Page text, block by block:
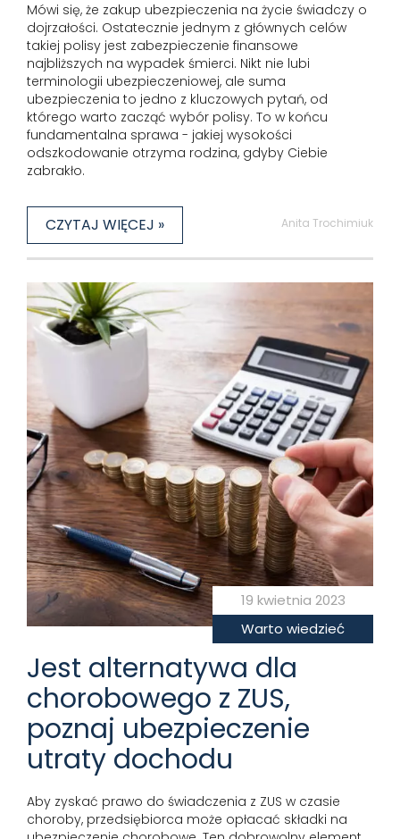
Mówi się, że zakup ubezpieczenia na życie świadczy o
dojrzałości. Ostatecznie jednym z głównych celów
takiej polisy jest zabezpieczenie finansowe
najbliższych na wypadek śmierci. Nikt nie lubi
terminologii ubezpieczeniowej, ale suma
ubezpieczenia to jedno z kluczowych pytań, od
którego warto zacząć wybór polisy. To w końcu
fundamentalna sprawa - jakiej wysokości
odszkodowanie otrzyma rodzina, gdyby Ciebie
zabrakło.
CZYTAJ WIĘCEJ » Anita Trochimiuk
19 kwietnia 2023
Warto wiedzieć
Jest alternatywa dla
chorobowego z ZUS,
poznaj ubezpieczenie
utraty dochodu
Aby zyskać prawo do świadczenia z ZUS w czasie
choroby, przedsiębiorca może opłacać składki na